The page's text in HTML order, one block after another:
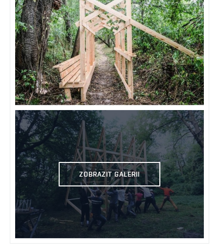
ZOBRAZIT GALERII